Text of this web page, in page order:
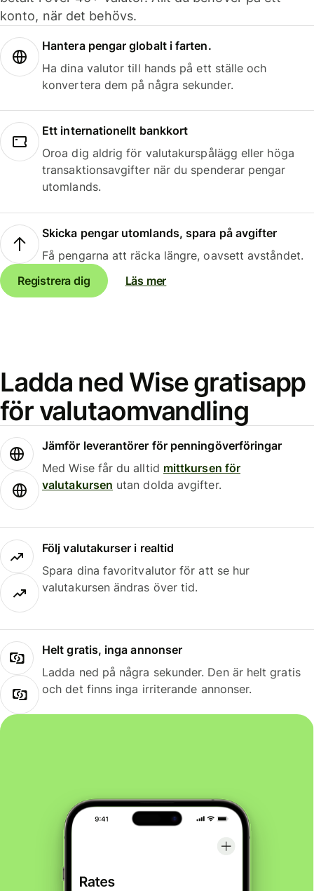
konto, när det behövs.
Hantera pengar globalt i farten.
Ha dina valutor till hands på ett ställe och
konvertera dem på några sekunder.
Ett internationellt bankkort
Oroa dig aldrig för valutakurspålägg eller höga
transaktionsavgifter när du spenderar pengar
utomlands.
Skicka pengar utomlands, spara på avgifter
Få pengarna att räcka längre, oavsett avståndet.
Registrera dig
Läs mer
Ladda ned Wise gratisapp
för valutaomvandling
Jämför leverantörer för penningöverföringar
Med Wise får du alltid mittkursen för
valutakursen utan dolda avgifter.
Följ valutakurser i realtid
Spara dina favoritvalutor för att se hur
valutakursen ändras över tid.
Helt gratis, inga annonser
Ladda ned på några sekunder. Den är helt gratis
och det finns inga irriterande annonser.